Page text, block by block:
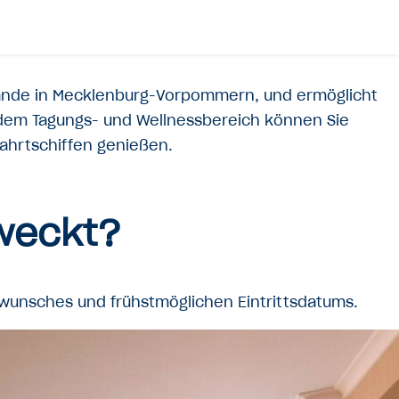
in Mecklenburg-Vorpommern, und ermöglicht
Tagungs- und Wellnessbereich können Sie
genießen.
und frühstmöglichen Eintrittsdatums.